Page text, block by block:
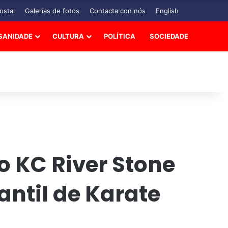
Galerías de fotos Contacta con nós English
CULTURA POLÍTICA SOCIEDADE
KC River Stone
de Karate